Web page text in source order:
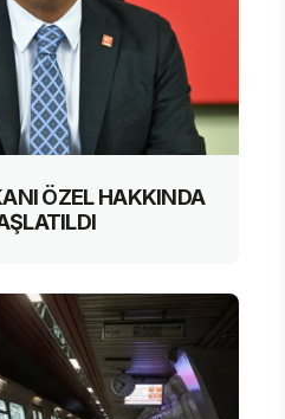
ÖZEL HAKKINDA